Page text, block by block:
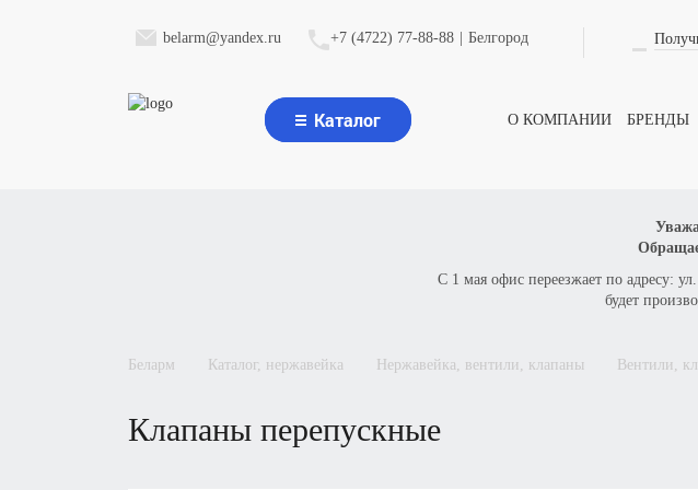
belarm@yandex.ru +7 (4722) 77-88-88 Белгород
Каталог О КОМПАНИИ БРЕНДЫ
С 1 мая офис переезжает по адресу:
будет
беларм каталог, нержавейка нержавейка, вентили, клапаны вентили,
Клапаны перепускные
на товар
ТЕЛЕФОН